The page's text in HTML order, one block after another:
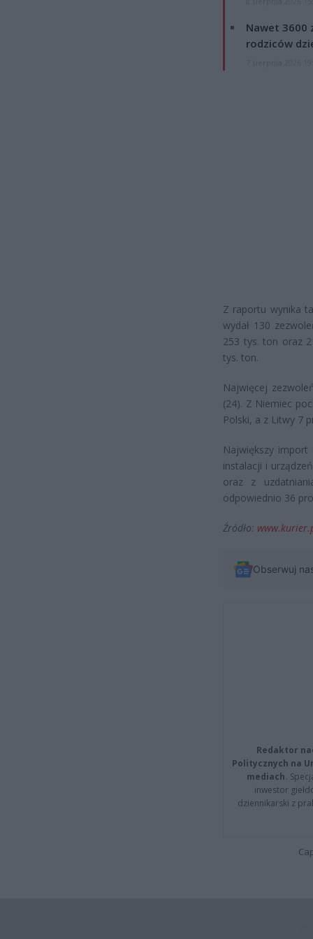
Nawet 3600
rodziców
Z raportu wynika
wydał 130
253 tys. ton oraz
tys. ton.
Najwięcej
(24). Z Niemiec
Polski, a z Litwy 7
Największy
instalacji i
oraz z
odpowiednio 36
Źródło:
Obserwuj
Redaktor
Politycznych na
mediach.
inwestor
dziennikarski z